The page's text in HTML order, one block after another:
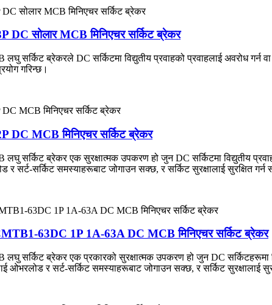
सोलार MCB मिनिएचर सर्किट ब्रेकर
सर्किट ब्रेकरले DC सर्किटमा विद्युतीय प्रवाहको प्रवाहलाई अवरोध गर्न
गरिन्छ।
DC MCB मिनिएचर सर्किट ब्रेकर
सर्किट ब्रेकर एक सुरक्षात्मक उपकरण हो जुन DC सर्किटमा विद्युतीय
सर्ट-सर्किट समस्याहरूबाट जोगाउन सक्छ, र सर्किट सुरक्षालाई सुरक्षित गर्न
63DC 1P 1A-63A DC MCB मिनिएचर सर्किट ब्रेकर
सर्किट ब्रेकर एक प्रकारको सुरक्षात्मक उपकरण हो जुन DC सर्किटहरूमा
र सर्ट-सर्किट समस्याहरूबाट जोगाउन सक्छ, र सर्किट सुरक्षालाई